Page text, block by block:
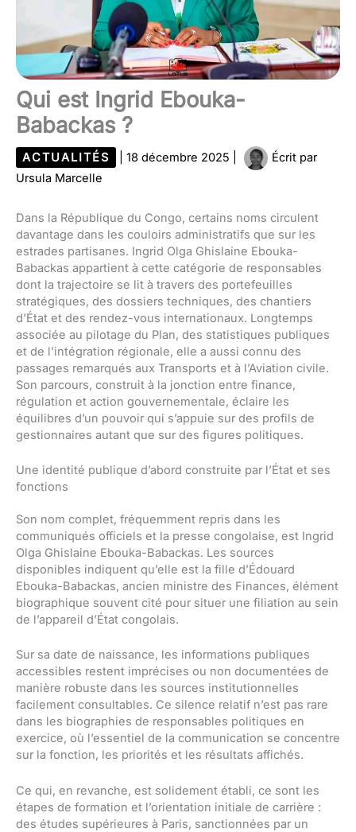
Qui est Ingrid Ebouka-
Babackas ?
ACTUALITÉS 18 décembre 2025
Écrit par
Ursula Marcelle
Dans la République du Congo, certains noms circulent
davantage dans les couloirs administratifs que sur les
estrades partisanes. Ingrid Olga Ghislaine Ebouka-
Babackas appartient à cette catégorie de responsables
dont la trajectoire se lit à travers des portefeuilles
stratégiques, des dossiers techniques, des chantiers
d’État et des rendez-vous internationaux. Longtemps
associée au pilotage du Plan, des statistiques publiques
et de l’intégration régionale, elle a aussi connu des
passages remarqués aux Transports et à l’Aviation civile.
Son parcours, construit à la jonction entre finance,
régulation et action gouvernementale, éclaire les
équilibres d’un pouvoir qui s’appuie sur des profils de
gestionnaires autant que sur des figures politiques.
Une identité publique d’abord construite par l’État et ses
fonctions
Son nom complet, fréquemment repris dans les
communiqués officiels et la presse congolaise, est Ingrid
Olga Ghislaine Ebouka-Babackas. Les sources
disponibles indiquent qu’elle est la fille d’Édouard
Ebouka-Babackas, ancien ministre des Finances, élément
biographique souvent cité pour situer une filiation au sein
de l’appareil d’État congolais.
Sur sa date de naissance, les informations publiques
accessibles restent imprécises ou non documentées de
manière robuste dans les sources institutionnelles
facilement consultables. Ce silence relatif n’est pas rare
dans les biographies de responsables politiques en
exercice, où l’essentiel de la communication se concentre
sur la fonction, les priorités et les résultats affichés.
Ce qui, en revanche, est solidement établi, ce sont les
étapes de formation et l’orientation initiale de carrière :
des études supérieures à Paris, sanctionnées par un